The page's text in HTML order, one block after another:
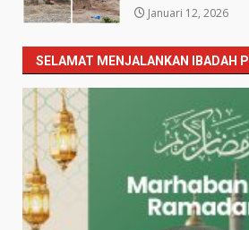
Januari 12, 2026
SELAMAT MENJALANKAN IBADAH